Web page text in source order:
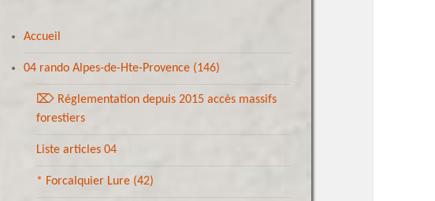
Accueil
04 rando Alpes-de-Hte-Provence (146)
⌦ Réglementation depuis 2015 accès massifs
forestiers
Liste articles 04
* Forcalquier Lure (42)